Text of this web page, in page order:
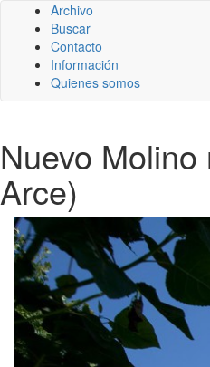
Archivo
Buscar
Contacto
Información
Quienes somos
Nuevo
Arce)